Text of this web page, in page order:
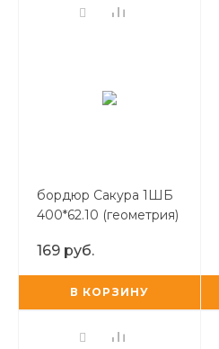
бордюр Сакура 1ШБ
400*62.10 (геометрия)
169 руб.
В КОРЗИНУ